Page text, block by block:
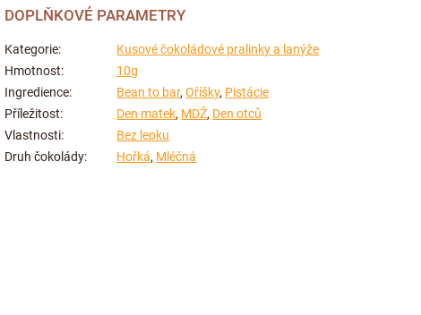
DOPLŇKOVÉ PARAMETRY
Kategorie:
Kusové čokoládové pralinky a lanýže
Hmotnost:
10g
Ingredience: Bean to bar,Oříšky, Pistácie
Příležitost: Den matek, MDŽ, Den otců
Vlastnosti:
Bez lepku
Druh čokolády: Hořká, Mléčná